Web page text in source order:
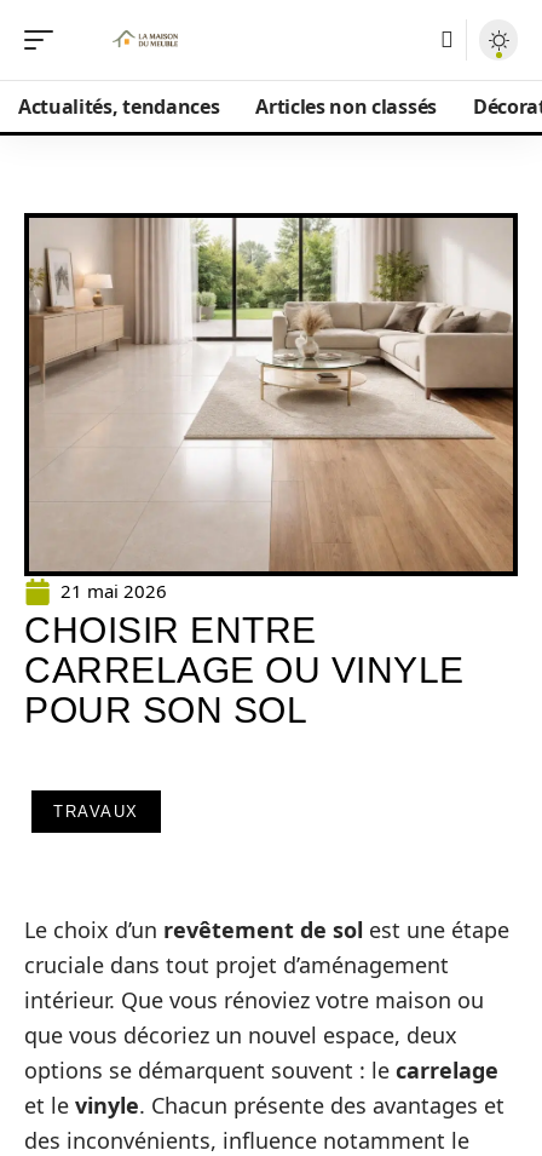
Actualités, tendances Articles non classés
21 mai 2026
CHOISIR ENTRE
CARRELAGE OU VINYLE
POUR SON SOL
TRAVAUX
Le choix d’un revêtement de sol est une étape
cruciale dans tout projet d’aménagement
intérieur. Que vous rénoviez votre maison ou
que vous décoriez un nouvel espace, deux
options se démarquent souvent : le carrelage
et le vinyle. Chacun présente des avantages et
des inconvénients, influence notamment le